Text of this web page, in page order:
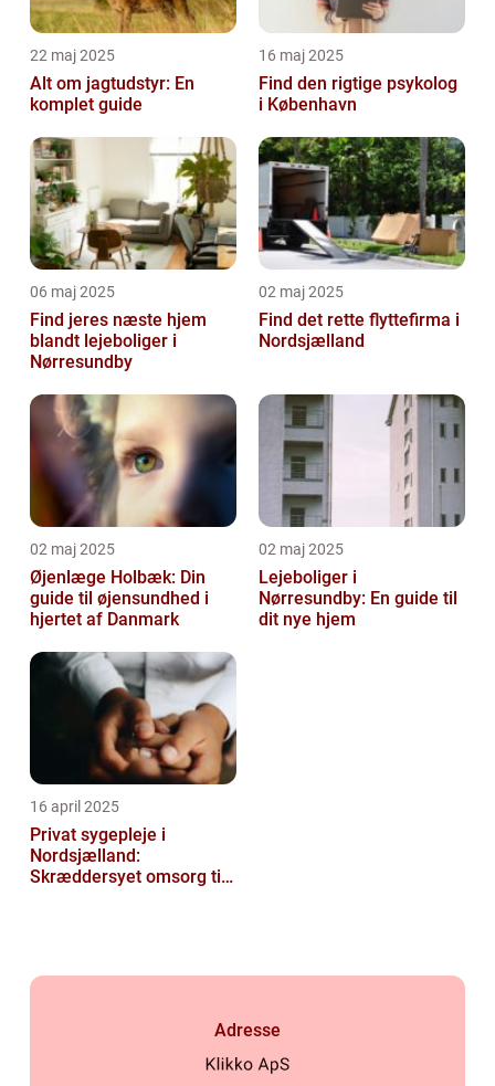
22 maj 2025
Alt om jagtudstyr: En
komplet guide
16 maj 2025
Find den rigtige psykolog
i København
06 maj 2025
Find jeres næste hjem
blandt lejeboliger i
Nørresundby
02 maj 2025
Find det rette flyttefirma i
Nordsjælland
02 maj 2025
Øjenlæge Holbæk: Din
guide til øjensundhed i
hjertet af Danmark
02 maj 2025
Lejeboliger i
Nørresundby: En guide til
dit nye hjem
16 april 2025
Privat sygepleje i
Nordsjælland:
Skræddersyet omsorg til
Adresse